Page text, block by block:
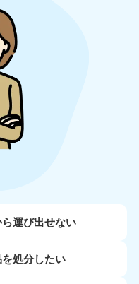
運び出せない
処分したい